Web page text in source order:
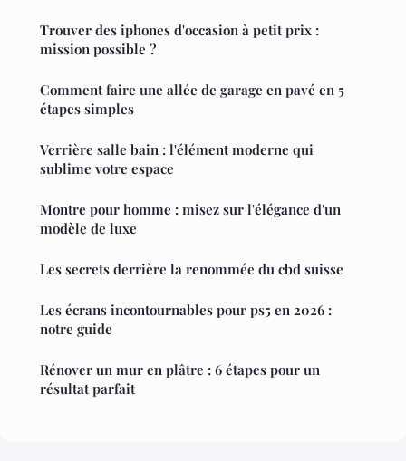
Trouver des iphones d'occasion à petit prix :
mission possible ?
Comment faire une allée de garage en pavé en 5
étapes simples
Verrière salle bain : l'élément moderne qui
sublime votre espace
Montre pour homme : misez sur l'élégance d'un
modèle de luxe
Les secrets derrière la renommée du cbd suisse
Les écrans incontournables pour ps5 en 2026 :
notre guide
Rénover un mur en plâtre : 6 étapes pour un
résultat parfait